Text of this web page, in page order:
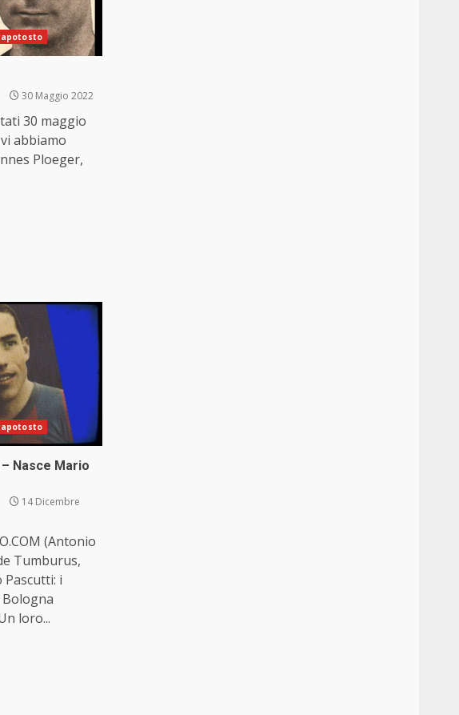
30 Maggio 2022
30 maggio
abbiamo
Ploeger,
Nasce Mario
14 Dicembre
(Antonio
Tumburus,
Pascutti: i
loro...